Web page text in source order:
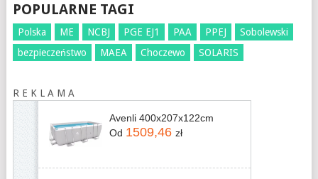
POPULARNE TAGI
Polska ME NCBJ PGE EJ1 PAA PPEJ
Sobolewski
bezpieczeństwo
MAEA Choczewo SOLARIS
R E K L A M A
Avenli 400x207x122cm
Od 1509,46 zł